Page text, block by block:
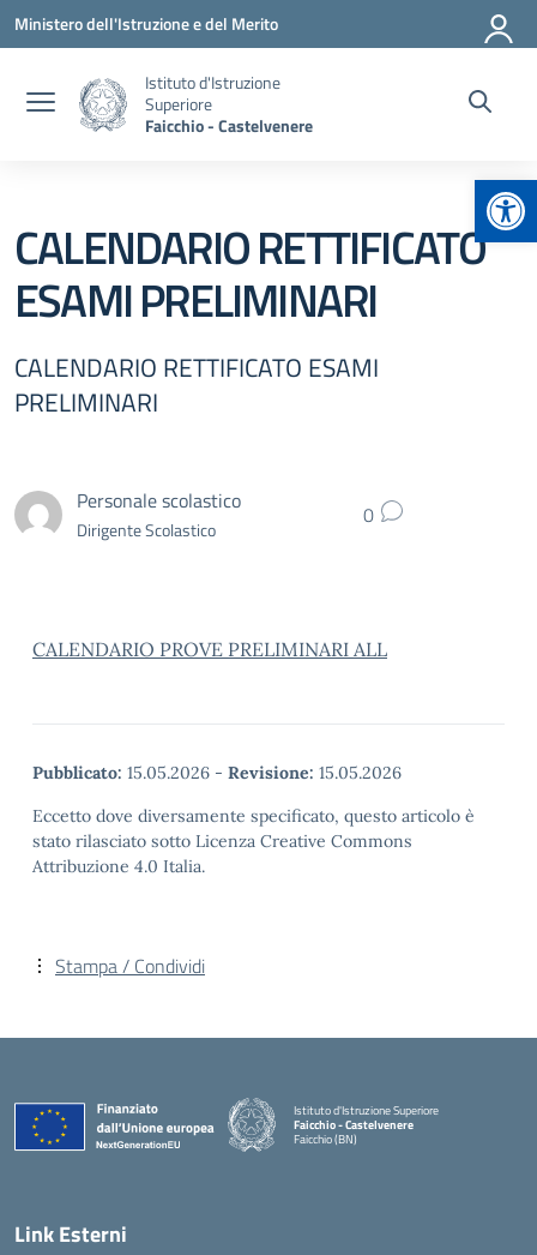
Vai ai contenuti
Vai al menu di navigazione
Vai al footer
Ministero dell'Istruzione e del Merito
Istituto d'Istruzione
Superiore
Faicchio - Castelvenere
CALENDARIO RETTIFICATO
ESAMI PRELIMINARI
CALENDARIO RETTIFICATO ESAMI
PRELIMINARI
Personale scolastico
Dirigente Scolastico 0
CALENDARIO PROVE PRELIMINARI ALL
Pubblicato: 15.05.2026 - Revisione: 15.05.2026
Eccetto dove diversamente specificato, questo articolo è
stato rilasciato sotto Licenza Creative Commons
Attribuzione 4.0 Italia.
Stampa / Condividi
Istituto d'Istruzione Superiore
Faicchio - Castelvenere
Faicchio (BN)
Link Esterni